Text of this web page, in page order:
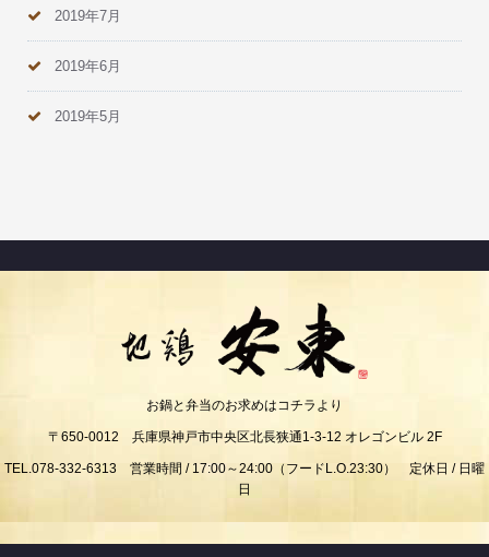
2019年7月
2019年6月
2019年5月
お鍋と弁当のお求めはコチラより
〒650-0012 兵庫県神戸市中央区北長狭通1-3-12 オレゴンビル 2F
TEL.078-332-6313 営業時間 / 17:00～24:00（フードL.O.23:30） 定休日 / 日曜
日